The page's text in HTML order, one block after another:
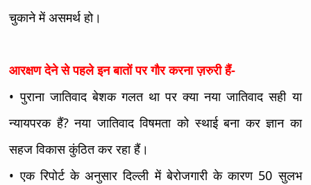
चुकाने में असमर्थ हो।
आरक्षण देने से पहले इन बातों पर गौर करना ज़रुरी हैं-
• पुराना जातिवाद बेशक गलत था पर क्या नया जातिवाद सही या
न्यायपरक हैं? नया जातिवाद विषमता को स्थाई बना कर ज्ञान का
सहज विकास कुंठित कर रहा हैं।
• एक रिपोर्ट के अनुसार दिल्ली में बेरोजगारी के कारण 50 सुलभ